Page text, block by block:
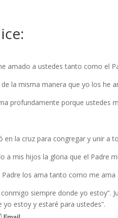
amado a ustedes tanto como el
la misma manera que yo los he
profundamente porque ustedes
en la cruz para congregar y unir
a mis hijos la gloria que el Padre
Padre los ama tanto como me ama
siempre donde yo estoy”.
estoy y estaré para ustedes”.